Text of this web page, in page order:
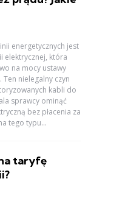
energetycznych jest
elektrycznej, która
na mocy ustawy
Ten nielegalny czyn
kabli do
sprawcy ominąć
bez płacenia za
tego typu...
taryfę